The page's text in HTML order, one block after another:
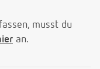
musst du
an.